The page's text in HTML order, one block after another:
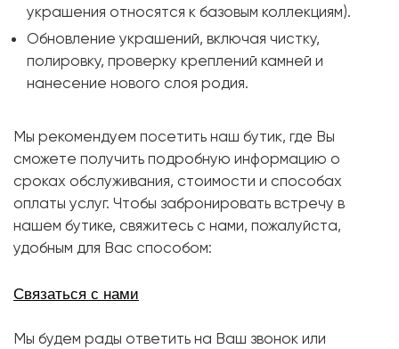
украшения относятся к базовым коллекциям).
Обновление украшений, включая чистку,
полировку, проверку креплений камней и
нанесение нового слоя родия.
Мы рекомендуем посетить наш бутик, где Вы
сможете получить подробную информацию о
сроках обслуживания, стоимости и способах
оплаты услуг. Чтобы забронировать встречу в
нашем бутике, свяжитесь с нами, пожалуйста,
удобным для Вас способом:
Связаться с нами
Мы будем рады ответить на Ваш звонок или